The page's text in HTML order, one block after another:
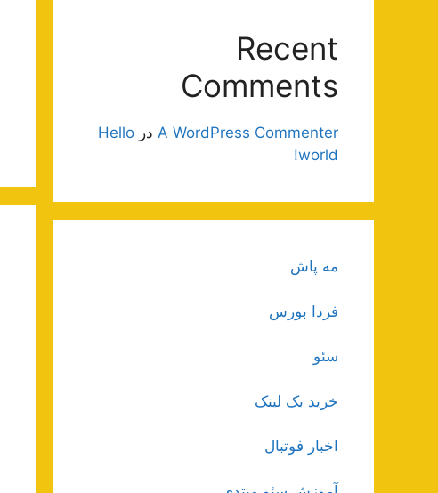
Recent
Comments
A WordPress Commenter در Hello
world!
مه پاش
فردا بورس
سئو
خرید بک لینک
اخبار فوتبال